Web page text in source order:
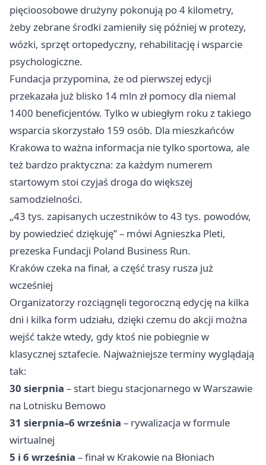
pięcioosobowe drużyny pokonują po 4 kilometry,
żeby zebrane środki zamieniły się później w protezy,
wózki, sprzęt ortopedyczny, rehabilitację i wsparcie
psychologiczne.
Fundacja przypomina, że od pierwszej edycji
przekazała już blisko 14 mln zł pomocy dla niemal
1400 beneficjentów. Tylko w ubiegłym roku z takiego
wsparcia skorzystało 159 osób. Dla mieszkańców
Krakowa to ważna informacja nie tylko sportowa, ale
też bardzo praktyczna: za każdym numerem
startowym stoi czyjaś droga do większej
samodzielności.
„43 tys. zapisanych uczestników to 43 tys. powodów,
by powiedzieć dziękuję” – mówi Agnieszka Pleti,
prezeska Fundacji Poland Business Run.
Kraków czeka na finał, a część trasy rusza już
wcześniej
Organizatorzy rozciągnęli tegoroczną edycję na kilka
dni i kilka form udziału, dzięki czemu do akcji można
wejść także wtedy, gdy ktoś nie pobiegnie w
klasycznej sztafecie. Najważniejsze terminy wyglądają
tak:
30 sierpnia – start biegu stacjonarnego wWarszawie
na Lotnisku Bemowo
31 sierpnia–6 września – rywalizacja w formule
wirtualnej
5 i 6 września – finał w Krakowie na Błoniach